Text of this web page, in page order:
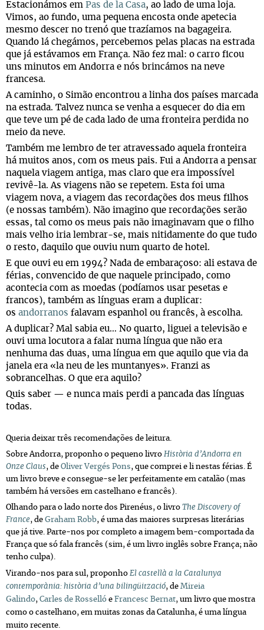
Estacionámos em Pas de la Casa, ao lado de uma loja.
Vimos, ao fundo, uma pequena encosta onde apetecia
mesmo descer no trenó que trazíamos na bagageira.
Quando lá chegámos, percebemos pelas placas na estrada
que já estávamos em França. Não fez mal: o carro ficou
uns minutos em Andorra e nós brincámos na neve
francesa.
A caminho, o Simão encontrou a linha dos países marcada
na estrada. Talvez nunca se venha a esquecer do dia em
que teve um pé de cada lado de uma fronteira perdida no
meio da neve.
Também me lembro de ter atravessado aquela fronteira
há muitos anos, com os meus pais. Fui a Andorra a pensar
naquela viagem antiga, mas claro que era impossível
revivê-la. As viagens não se repetem. Esta foi uma
viagem nova, a viagem das recordações dos meus filhos
(e nossas também). Não imagino que recordações serão
essas, tal como os meus pais não imaginavam que o filho
mais velho iria lembrar-se, mais nitidamente do que tudo
o resto, daquilo que ouviu num quarto de hotel.
E que ouvi eu em 1994? Nada de embaraçoso: ali estava de
férias, convencido de que naquele principado, como
acontecia com as moedas (podíamos usar pesetas e
francos), também as línguas eram a duplicar:
os andorranos falavam espanhol ou francês, à escolha.
A duplicar? Mal sabia eu… No quarto, liguei a televisão e
ouvi uma locutora a falar numa língua que não era
nenhuma das duas, uma língua em que aquilo que via da
janela era «la neu de les muntanyes». Franzi as
sobrancelhas. O que era aquilo?
Quis saber — e nunca mais perdi a pancada das línguas
todas.
Queria deixar três recomendações de leitura.
Sobre Andorra, proponho o pequeno livro Història d’Andorra en
Onze Claus, de Oliver Vergés Pons, que comprei e li nestas férias. É
um livro breve e consegue-se ler perfeitamente em catalão (mas
também há versões em castelhano e francês).
Olhando para o lado norte dos Pirenéus, o livro The Discovery of
France, de Graham Robb, é uma das maiores surpresas literárias
que já tive. Parte-nos por completo a imagem bem-comportada da
França que só fala francês (sim, é um livro inglês sobre França; não
tenho culpa).
Virando-nos para sul, proponho El castellà a la Catalunya
contemporània: història d’una bilingüització, de Mireia
Galindo, Carles de Rosselló e Francesc Bernat, um livro que mostra
como o castelhano, em muitas zonas da Catalunha, é uma língua
muito recente.